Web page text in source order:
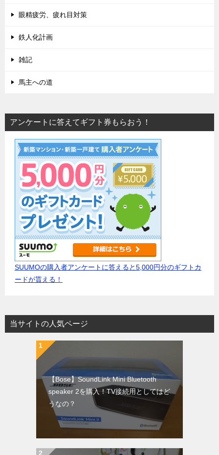
眼精疲労、疲れ目対策
鉄人化計画
雑記
馬主への道
アンケートに答えてギフト券もらおう！
SUUMOの購入者アンケートに答えると5,000円分のギフトカ
ードが貰える！
当サイトの人気ページ
【Bose】SoundLink Mini Bluetooth
speaker 2を購入！TV接続用としてはど
うなの？